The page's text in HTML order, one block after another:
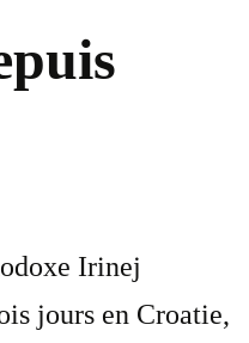
Irinej
jours en Croatie,